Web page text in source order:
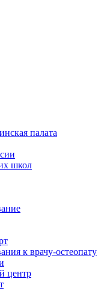
палата
школ
к врачу-остеопату
центр